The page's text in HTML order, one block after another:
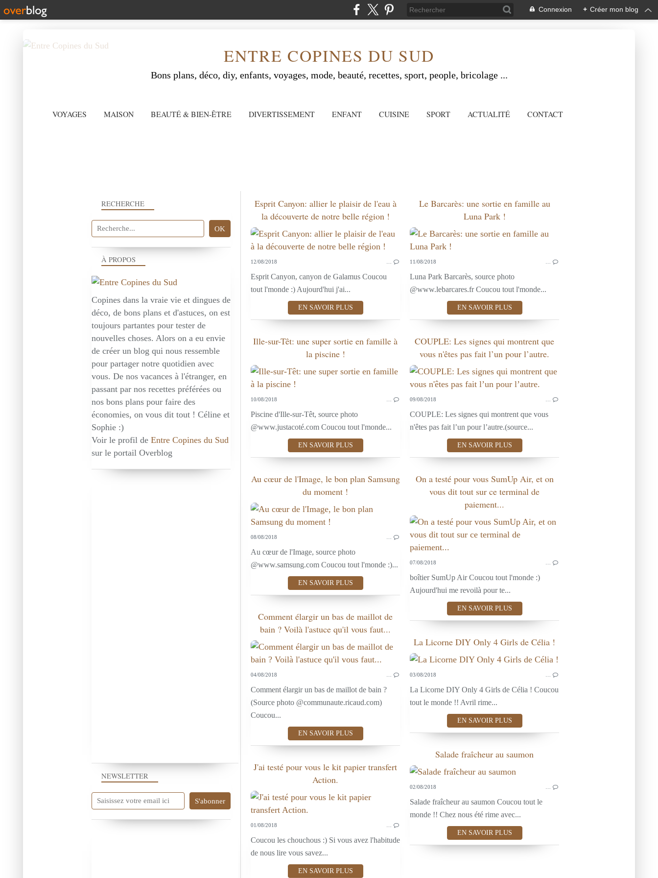
Connexion + Créer mon blog
ENTRE COPINES DU SUD
Bons plans, déco, diy, enfants, voyages, mode, beauté, recettes, sport, people, bricolage ...
VOYAGES MAISON BEAUTÉ & BIEN-ÊTRE DIVERTISSEMENT ENFANT CUISINE SPORT ACTUALITÉ CONTACT
Esprit Canyon: allier le plaisir de l'eau à
la découverte de notre belle région !
VOYAGES
12/08/2018
Esprit Canyon, canyon de Galamus Coucou
tout l'monde :) Aujourd'hui j'ai...
EN SAVOIR PLUS
Le Barcarès: une sortie en famille au
Luna Park !
11/08/2018
Luna Park Barcarès, source photo
@www.lebarcares.fr Coucou tout l'monde...
EN SAVOIR PLUS
Ille-sur-Têt: une super sortie en famille à
la piscine !
VOYAGES
MA RÉGION DU 66 ET SES ALENTOURS
10/08/2018
Piscine d'Ille-sur-Têt, source photo
@www.justacoté.com Coucou tout l'monde...
EN SAVOIR PLUS
COUPLE: Les signes qui montrent que
vous n'êtes pas fait l’un pour l’autre.
09/08/2018
COUPLE: Les signes qui montrent que vous
n'êtes pas fait l’un pour l’autre.(source...
EN SAVOIR PLUS
Au cœur de l'Image, le bon plan Samsung
du moment !
08/08/2018
Au cœur de l'Image, source photo
@www.samsung.com Coucou tout l'monde :)...
EN SAVOIR PLUS
On a testé pour vous SumUp Air, et on
vous dit tout sur ce terminal de
paiement...
07/08/2018
boîtier SumUp Air Coucou tout l'monde :)
Aujourd'hui me revoilà pour te...
EN SAVOIR PLUS
Comment élargir un bas de maillot de
bain ? Voilà l'astuce qu'il vous faut...
BON PLAN
04/08/2018
Comment élargir un bas de maillot de bain ?
(Source photo @communaute.ricaud.com)
Coucou...
EN SAVOIR PLUS
La Licorne DIY Only 4 Girls de Célia !
03/08/2018
La Licorne DIY Only 4 Girls de Célia ! Coucou
tout le monde !! Avril rime...
EN SAVOIR PLUS
Salade fraîcheur au saumon
02/08/2018
Salade fraîcheur au saumon Coucou tout le
monde !! Chez nous été rime avec...
EN SAVOIR PLUS
J'ai testé pour vous le kit papier transfert
Action.
TEST PRODUIT
ACTUALITÉ
BON PLAN
01/08/2018
Coucou les chouchous :) Si vous avez l'habitude
de nous lire vous savez...
EN SAVOIR PLUS
NEWSLETTER
RECHERCHE
À PROPOS
Copines dans la vraie vie et dingues de
déco, de bons plans et d'astuces, on est
toujours partantes pour tester de
nouvelles choses. Alors on a eu envie
de créer un blog qui nous ressemble
pour partager notre quotidien avec
vous. De nos vacances à l'étranger, en
passant par nos recettes préférées ou
nos bons plans pour faire des
économies, on vous dit tout ! Céline et
Sophie :)
Voir le profil de Entre Copines du Sud
sur le portail Overblog